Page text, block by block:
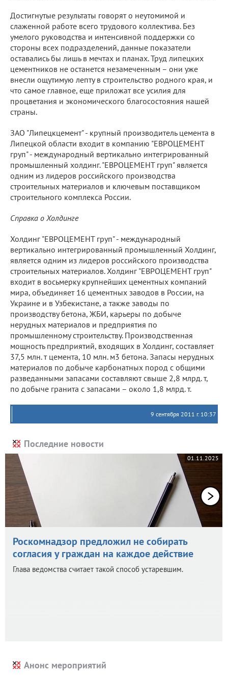
Достигнутые результаты говорят о неутомимой и
слаженной работе всего трудового коллектива. Без
умелого руководства и интенсивной поддержки со
стороны всех подразделений, данные показатели
оставались бы лишь в мечтах и планах. Труд липецких
цементников не останется незамеченным – они уже
внесли ощутимую лепту в строительство родного края, и
что самое главное, еще приложат все усилия для
процветания и экономического благосостояния нашей
страны.
ЗАО "Липецкцемент" - крупный производитель цемента в
Липецкой области входит в компанию "ЕВРОЦЕМЕНТ
груп" - международный вертикально интегрированный
промышленный холдинг. "ЕВРОЦЕМЕНТ груп" является
одним из лидеров российского производства
строительных материалов и ключевым поставщиком
строительного комплекса России.
Справка о Холдинге
Холдинг "ЕВРОЦЕМЕНТ груп" - международный
вертикально интегрированный промышленный Холдинг,
является одним из лидеров российского производства
строительных материалов. Холдинг "ЕВРОЦЕМЕНТ груп"
входит в восьмерку крупнейших цементных компаний
мира, объединяет 16 цементных заводов в России, на
Украине и в Узбекистане, а также заводы по
производству бетона, ЖБИ, карьеры по добыче
нерудных материалов и предприятия по
промышленному строительству. Производственная
мощность предприятий, входящих в Холдинг, составляет
37,5 млн. т цемента, 10 млн. м3 бетона. Запасы нерудных
материалов по добыче карбонатных пород с общими
разведанными запасами составляют свыше 2,8 млрд. т,
по добыче гранита с запасами – около 1,8 млрд. т.
9 сентября 2011 г. 10:37
Последние новости
01.11.2025
Роскомнадзор предложил не собирать
согласия у граждан на каждое действие
Глава ведомства считает такой способ устаревшим.
Анонс мероприятий